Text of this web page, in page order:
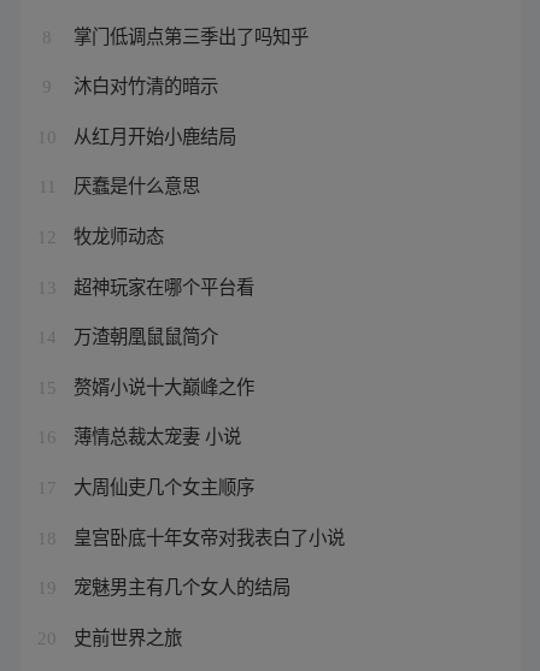
8 掌门低调点第三季出了吗知乎
9 沐白对竹清的暗示
10 从红月开始小鹿结局
厌蠢是什么意思
12 牧龙师动态
13 超神玩家在哪个平台看
14 万渣朝凰鼠鼠简介
15 赘婿小说十大巅峰之作
16 薄情总裁太宠妻 小说
17 大周仙吏几个女主顺序
18 皇宫卧底十年女帝对我表白了小说
19 宠魅男主有几个女人的结局
20 史前世界之旅